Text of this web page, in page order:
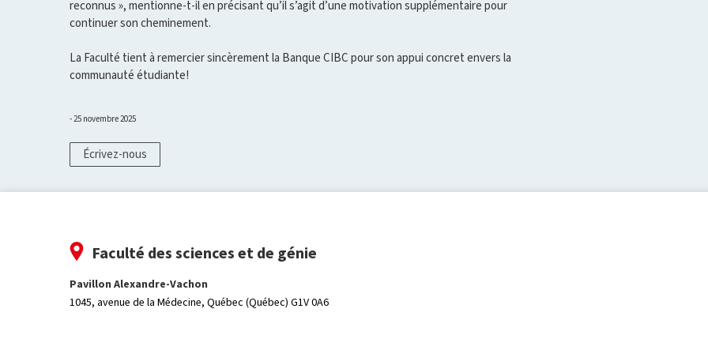
reconnus », mentionne-t-il en précisant qu’il s’agit d’une motivation supplémentaire pour
continuer son cheminement.
La Faculté tient à remercier sincèrement la Banque CIBC pour son appui concret envers la
communauté étudiante!
25 novembre 2025
Écrivez-nous
Faculté des sciences et de génie
Pavillon Alexandre-Vachon
1045, avenue de la Médecine, Québec (Québec) G1V 0A6